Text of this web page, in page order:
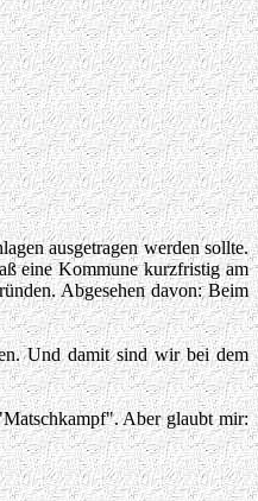
ausgetragen werden sollte.
eine Kommune kurzfristig am
Abgesehen davon: Beim
Und damit sind wir bei dem
Aber glaubt mir: